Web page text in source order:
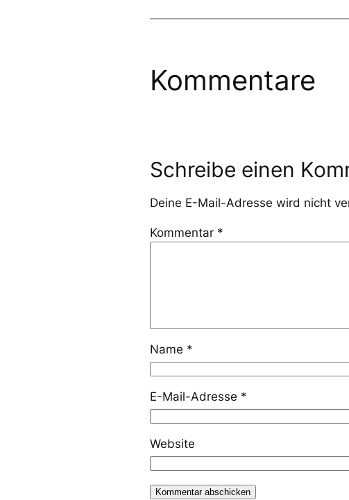
Kommentare
Schreibe einen
Deine E-Mail-Adresse wird nicht
Kommentar *
Name *
E-Mail-Adresse *
Website